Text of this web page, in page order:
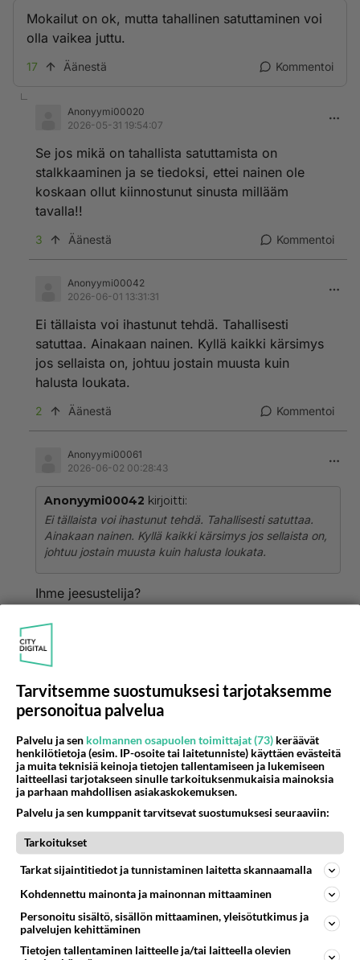
Mokailut on ok, mutta tahallinen satuttaminen voi
olla vaikea juttu.
17 Äänestä Kommentoi
Anonyymi00020
2026-05-31 19:54:07
Se jos mikä on tahallista satuttamista on
stalkkaaminen ja se tiedoksi, ettei nainen ole
koskaan ollut kiinnostunut sinusta millääm
tavalla!!
3 Äänestä Kommentoi
Anonyymi00042
2026-06-01 13:31:31
Ei tällaista voi ihastunut tehdä. Tahallisesti
satuttaa. Ainakaan nainen. Kyllä kaikki kärsimys
jos sellaista on, johtuu jostain muusta kuin
halusta loukata.
2 Äänestä Kommentoi
Anonyymi00061
2026-06-02 00:28:43
Anonyymi00042 kirjoitti:
Ei tällaista voi ihastunut tehdä. Tahallisesti satuttaa.
Ainakaan nainen. Kyllä kaikki kärsimys jos sellaista on,
johtuu jostain muusta kuin halusta loukata.
Ihme jeesustelija?
Anonyymi00061kirjoitti:
Osasko äitis koskaan vastata sinun kysymyksiin
mtn?
Äänestä Kommentoi
Anonyymi00088
2026-06-02 07:37:31
Anonyymi00020kirjoitti:
Se jos mikä on tahallista satuttamista on
stalkkaaminen ja se tiedoksi, ettei nainen ole koskaan
Tarvitsemme suostumuksesi tarjotaksemme
personoitua palvelua
Palvelu ja sen kolmannen osapuolen toimittajat (73) keräävät
henkilötietoja (esim. IP-osoite tai laitetunniste) käyttäen evästeitä
ja muita teknisiä keinoja tietojen tallentamiseen ja lukemiseen
laitteellasi tarjotakseen sinulle tarkoituksenmukaisia mainoksia
ja parhaan mahdollisen asiakaskokemuksen.
Palvelu ja sen kumppanit tarvitsevat suostumuksesi seuraaviin:
Tarkoitukset
Tarkat sijaintitiedot ja tunnistaminen laitetta skannaamalla
Kohdennettu mainonta ja mainonnan mittaaminen
Personoitu sisältö, sisällön mittaaminen, yleisötutkimus ja
palvelujen kehittäminen
Tietojen tallentaminen laitteelle ja/tai laitteella olevien